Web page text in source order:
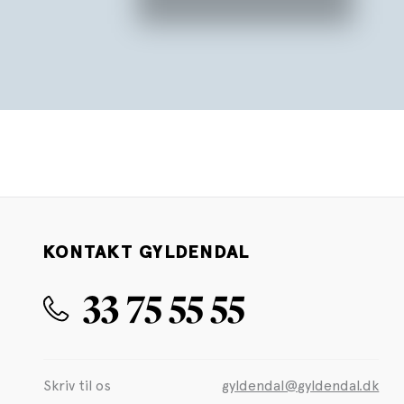
KONTAKT GYLDENDAL
33 75 55 55
Skriv til os gyldendal@gyldendal.dk